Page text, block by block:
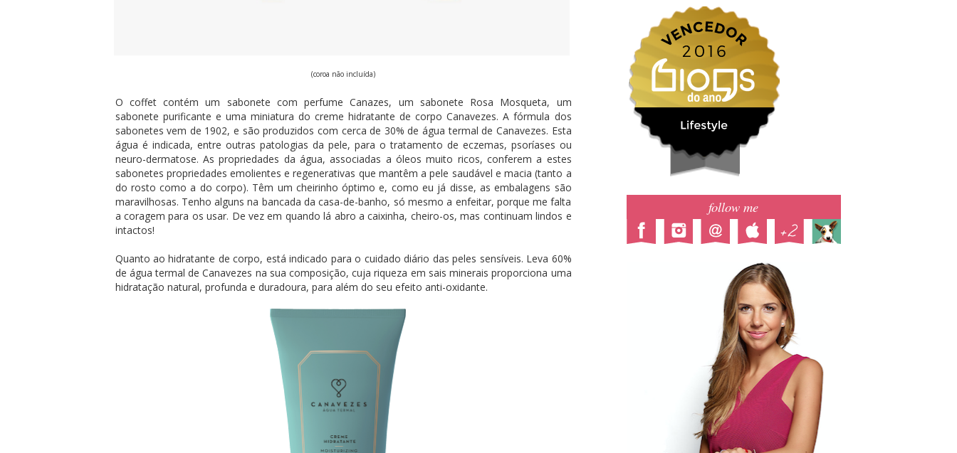
(coroa não incluída)
O coffet contém um sabonete com perfume Canazes, um sabonete Rosa Mosqueta, um
sabonete purificante e uma miniatura do creme hidratante de corpo Canavezes. A fórmula dos
sabonetes vem de 1902, e são produzidos com cerca de 30% de água termal de Canavezes. Esta
água é indicada, entre outras patologias da pele, para o tratamento de eczemas, psoríases ou
neuro-dermatose. As propriedades da água, associadas a óleos muito ricos, conferem a estes
sabonetes propriedades emolientes e regenerativas que mantêm a pele saudável e macia (tanto a
do rosto como a do corpo). Têm um cheirinho óptimo e, como eu já disse, as embalagens são
maravilhosas. Tenho alguns na bancada da casa-de-banho, só mesmo a enfeitar, porque me falta
a coragem para os usar. De vez em quando lá abro a caixinha, cheiro-os, mas continuam lindos e
intactos!
Quanto ao hidratante de corpo, está indicado para o cuidado diário das peles sensíveis. Leva 60%
de água termal de Canavezes na sua composição, cuja riqueza em sais minerais proporciona uma
hidratação natural, profunda e duradoura, para além do seu efeito anti-oxidante.
follow me